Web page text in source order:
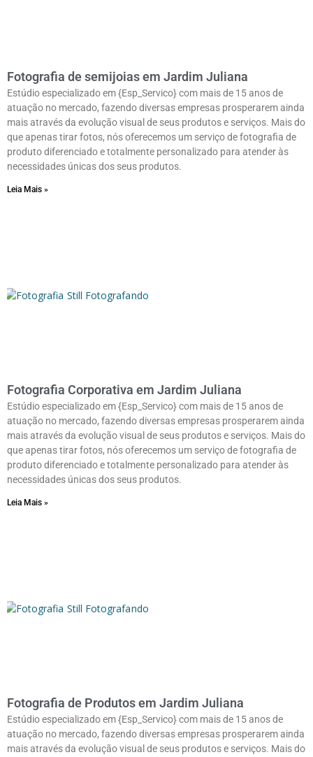
Fotografia de semijoias em Jardim Juliana
Estúdio especializado em {Esp_Servico} com mais de 15 anos de
atuação no mercado, fazendo diversas empresas prosperarem ainda
mais através da evolução visual de seus produtos e serviços. Mais do
que apenas tirar fotos, nós oferecemos um serviço de fotografia de
produto diferenciado e totalmente personalizado para atender às
necessidades únicas dos seus produtos.
Leia Mais »
Fotografia Corporativa em Jardim Juliana
Estúdio especializado em {Esp_Servico} com mais de 15 anos de
atuação no mercado, fazendo diversas empresas prosperarem ainda
mais através da evolução visual de seus produtos e serviços. Mais do
que apenas tirar fotos, nós oferecemos um serviço de fotografia de
produto diferenciado e totalmente personalizado para atender às
necessidades únicas dos seus produtos.
Leia Mais »
Fotografia de Produtos em Jardim Juliana
Estúdio especializado em {Esp_Servico} com mais de 15 anos de
atuação no mercado, fazendo diversas empresas prosperarem ainda
mais através da evolução visual de seus produtos e serviços. Mais do